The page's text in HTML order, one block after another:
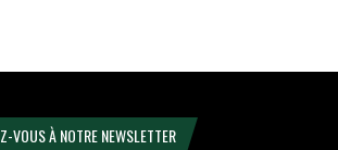
VOUS À NOTRE NEWSLETTER